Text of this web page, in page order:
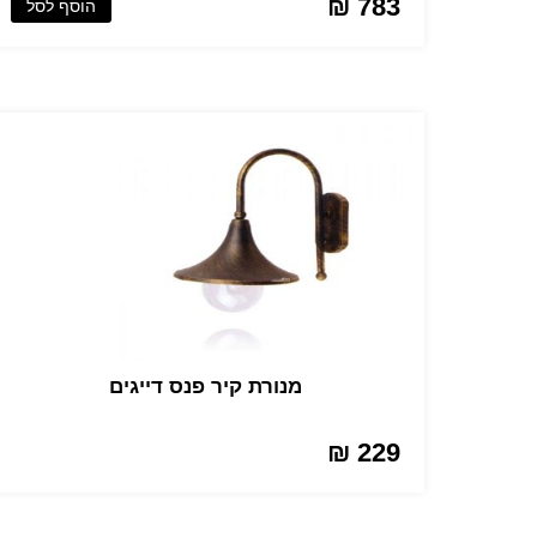
783 ₪ הוסף לסל
מנורת קיר פנס דייגים
229 ₪